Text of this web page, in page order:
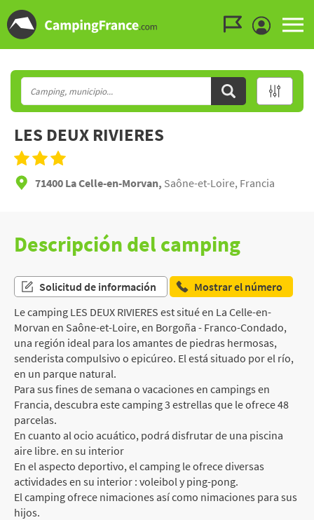
LES DEUX RIVIERES
71400 La Celle-en-Morvan, Saône-et-Loire, Francia
Descripción del camping
Solicitud de información
Mostrar el número
Le camping LES DEUX RIVIERES est situé en La Celle-en-
Morvan en Saône-et-Loire, en Borgoña - Franco-Condado,
una región ideal para los amantes de piedras hermosas,
senderista compulsivo o epicúreo. El está situado por el río,
en un parque natural.
Para sus fines de semana o vacaciones en campings en
Francia, descubra este camping 3 estrellas que le ofrece 48
parcelas.
En cuanto al ocio acuático, podrá disfrutar de una piscina
aire libre. en su interior
En el aspecto deportivo, el camping le ofrece diversas
actividades en su interior : voleibol y ping-pong.
El camping ofrece nimaciones así como nimaciones para sus
hijos.